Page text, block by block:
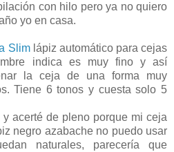
con hilo pero ya no quiero
yo en casa.
Slim lápiz automático para cejas
indica es muy fino y así
la ceja de una forma muy
Tiene 6 tonos y cuesta solo 5
acerté de pleno porque mi ceja
negro azabache no puedo usar
naturales, parecería que